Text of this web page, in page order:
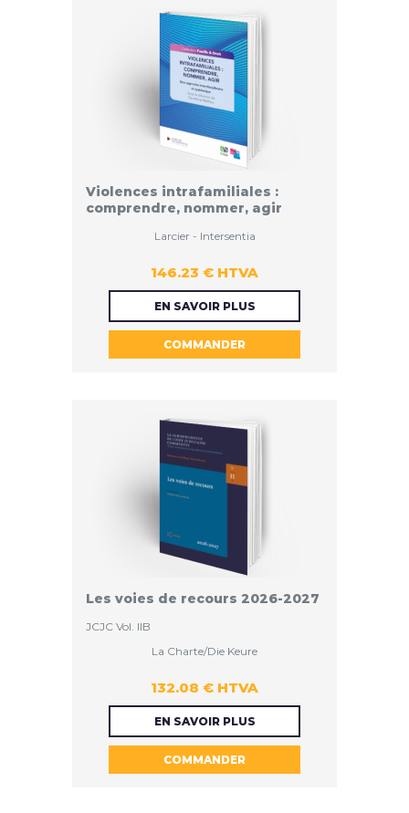
Violences intrafamiliales :
comprendre, nommer, agir
146.23 € HTVA
Larcier - Intersentia
EN SAVOIR PLUS
COMMANDER
146.23 €
Les voies de recours 2026-2027
JCJC Vol. IIB
132.08 € HTVA
La Charte/Die Keure
EN SAVOIR PLUS
COMMANDER
132.08 €